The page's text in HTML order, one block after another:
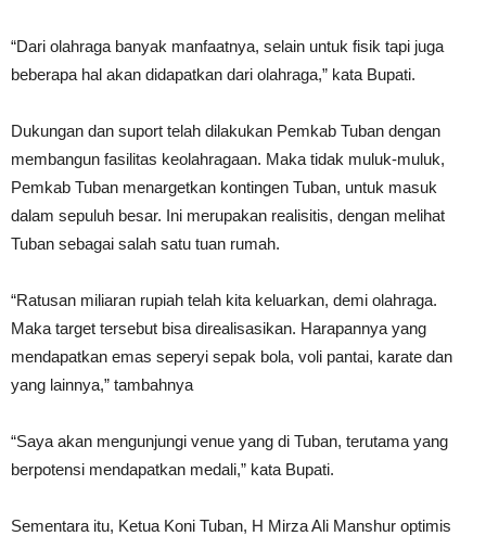
“Dari olahraga banyak manfaatnya, selain untuk fisik tapi juga
beberapa hal akan didapatkan dari olahraga,” kata Bupati.
Dukungan dan suport telah dilakukan Pemkab Tuban dengan
membangun fasilitas keolahragaan. Maka tidak muluk-muluk,
Pemkab Tuban menargetkan kontingen Tuban, untuk masuk
dalam sepuluh besar. Ini merupakan realisitis, dengan melihat
Tuban sebagai salah satu tuan rumah.
“Ratusan miliaran rupiah telah kita keluarkan, demi olahraga.
Maka target tersebut bisa direalisasikan. Harapannya yang
mendapatkan emas seperyi sepak bola, voli pantai, karate dan
yang lainnya,” tambahnya
“Saya akan mengunjungi venue yang di Tuban, terutama yang
berpotensi mendapatkan medali,” kata Bupati.
Sementara itu, Ketua Koni Tuban, H Mirza Ali Manshur optimis